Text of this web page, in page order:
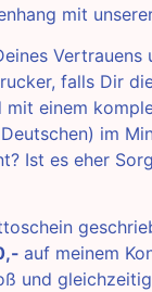
mit
falls Dir
mit einem
im
Ist es eher
auf meinem
und